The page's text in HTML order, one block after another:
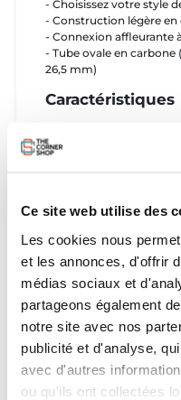
Ce site web utilise des
Les cookies nous
et les annonces, d'offrir
médias sociaux et
partageons également
notre site avec nos
publicité et d'analyse,
avec d'autres
ou qu'ils ont collectées
- Choisissez votre style
- Construction légère en
- Connexion affleurante
- Tube ovale en
26,5 mm)
Caractéristiques
- Poids total plus léger
- Taille S (72cm) = Unit
- Taille M (84cm) = Unit
- Taille L (96cm) = Unit